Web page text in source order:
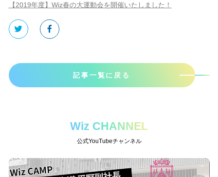
【2019年度】Wiz春の大運動会を開催いたしました！
記事一覧に戻る
Wiz CHANNEL
公式YouTubeチャンネル